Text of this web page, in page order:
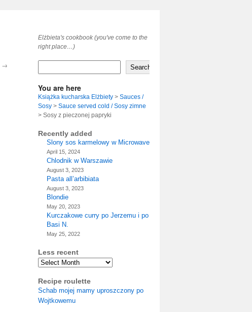
Elżbieta's cookbook (you've come to the
right place…)
→ Search
You are here
Książka kucharska Elżbiety > Sauces /
Sosy > Sauce served cold / Sosy zimne
> Sosy z pieczonej papryki
Recently added
Slony sos karmelowy w Microwave
April 15, 2024
Chlodnik w Warszawie
August 3, 2023
Pasta all’arbibiata
August 3, 2023
Blondie
May 20, 2023
Kurczakowe curry po Jerzemu i po
Basi N.
May 25, 2022
Less recent
Archives
Recipe roulette
Schab mojej mamy uproszczony po
Wojtkowemu